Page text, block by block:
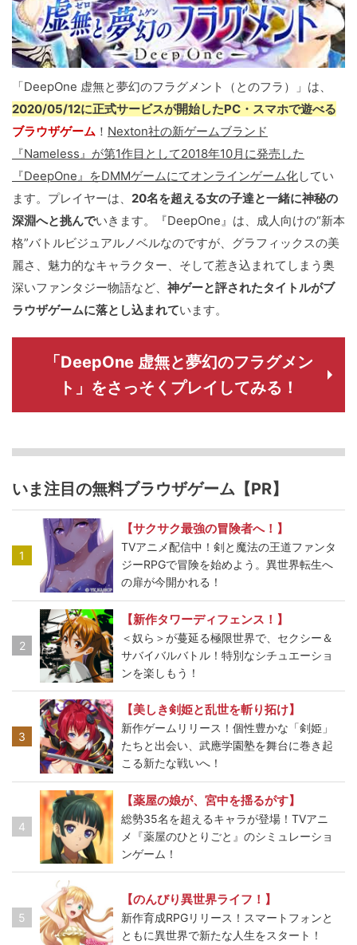
「DeepOne 虚無と夢幻のフラグメント（とのフラ）」は、
2020/05/12に正式サービスが開始したPC・スマホで遊べる
ブラウザゲーム ！ Nexton社の新ゲームブランド
『Nameless』が第1作目として2018年10月に発売した
『DeepOne』をDMMゲームにてオンラインゲーム化してい
ます。プレイヤーは、 20名を超える女の子達と一緒に神秘の
深淵へと挑んでいきます。『DeepOne』は、成人向けの“新本
格”バトルビジュアルノベルなのですが、グラフィックスの美
麗さ、魅力的なキャラクター、そして惹き込まれてしまう奥
深いファンタジー物語など、 神ゲーと評されたタイトルがブ
ラウザゲームに落とし込まれています。
「DeepOne 虚無と夢幻のフラグメン
ト」をさっそくプレイしてみる！
いま注目の無料ブラウザゲーム【PR】
1
【サクサク最強の冒険者へ！】
TVアニメ配信中！剣と魔法の王道ファンタ
ジーRPGで冒険を始めよう。異世界転生へ
の扉が今開かれる！
2
【新作タワーディフェンス！】
＜奴ら＞が蔓延る極限世界で、セクシー＆
サバイバルバトル！特別なシチュエーショ
ンを楽しもう！
3
【美しき剣姫と乱世を斬り拓け】
新作ゲームリリース！個性豊かな「剣姫」
たちと出会い、武應学園塾を舞台に巻き起
こる新たな戦いへ！
4
【薬屋の娘が、宮中を揺るがす】
総勢35名を超えるキャラが登場！TVアニ
メ『薬屋のひとりごと』のシミュレーショ
ンゲーム！
5
【のんびり異世界ライフ！】
新作育成RPGリリース！スマートフォンと
ともに異世界で新たな人生をスタート！